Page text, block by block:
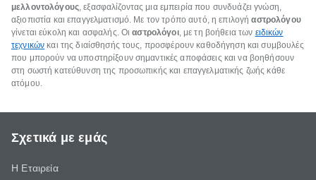
μελλοντολόγους, εξασφαλίζοντας μια εμπειρία που συνδυάζει γνώση,
αξιοπιστία και επαγγελματισμό. Με τον τρόπο αυτό, η επιλογήαστρολόγου
γίνεται εύκολη και ασφαλής. Οιαστρολόγοι, με τη βοήθεια των ειδικών
τεχνικών και της διαίσθησής τους, προσφέρουν καθοδήγηση και συμβουλές
που μπορούν να υποστηρίξουν σημαντικές αποφάσεις και να βοηθήσουν
στη σωστή κατεύθυνση της προσωπικής και επαγγελματικής ζωής κάθε
ατόμου.
Σχετικά με εμάς
Η Εταιρεία